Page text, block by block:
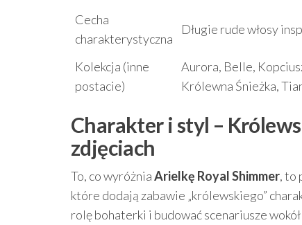
Cecha
charakterystyczna
Długie rude włosy
Kolekcja (inne
postacie)
Aurora, Belle,
Królewna Śnieżka,
Charakter i styl –
zdjęciach
To, co wyróżniaArielkę Royal Shimmer, to
które dodają zabawie „królewskiego”
rolę bohaterki i budować scenariusze